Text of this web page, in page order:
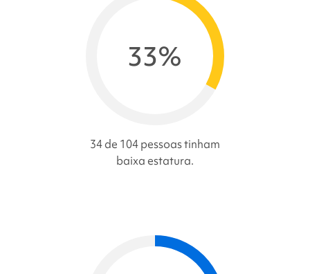
33%
34 de 104 pessoas tinham
baixa estatura.